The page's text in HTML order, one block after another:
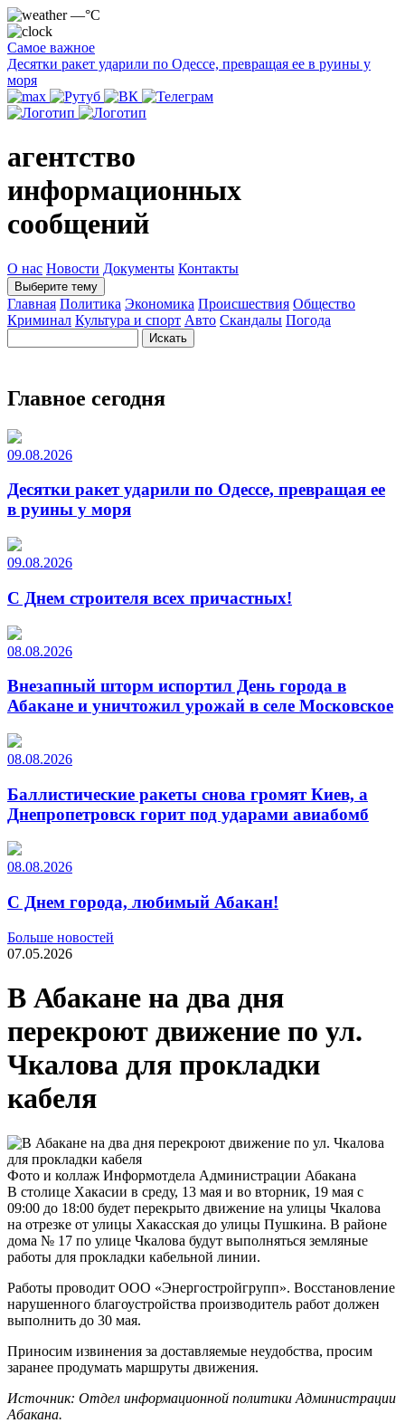
—°C
Самое важное
Десятки ракет ударили по Одессе, превращая ее в руины у
моря
агентство
информационных
сообщений
О нас Новости Документы Контакты
Выберите тему
Главная Политика Экономика Происшествия Общество
Криминал Культура и спорт Авто Скандалы Погода
Главное сегодня
09.08.2026
Десятки ракет ударили по Одессе, превращая ее
в руины у моря
09.08.2026
С Днем строителя всех причастных!
08.08.2026
Внезапный шторм испортил День города в
Абакане и уничтожил урожай в селе Московское
08.08.2026
Баллистические ракеты снова громят Киев, а
Днепропетровск горит под ударами авиабомб
08.08.2026
С Днем города, любимый Абакан!
Больше новостей
07.05.2026
В Абакане на два дня
перекроют движение по ул.
Чкалова для прокладки
кабеля
Фото и коллаж Информотдела Администрации Абакана
В столице Хакасии в среду, 13 мая и во вторник, 19 мая с
09:00 до 18:00 будет перекрыто движение на улицы Чкалова
на отрезке от улицы Хакасская до улицы Пушкина. В районе
дома № 17 по улице Чкалова будут выполняться земляные
работы для прокладки кабельной линии.
Работы проводит ООО «Энергостройгрупп». Восстановление
нарушенного благоустройства производитель работ должен
выполнить до 30 мая.
Приносим извинения за доставляемые неудобства, просим
заранее продумать маршруты движения.
Источник: Отдел информационной политики Администрации
Абакана.